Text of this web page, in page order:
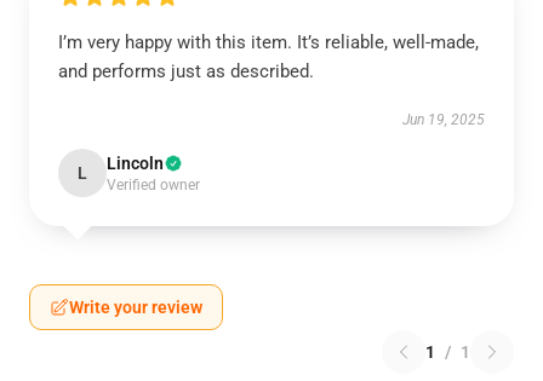
I’m very happy with this item. It’s reliable, well-made,
and performs just as described.
Jun 19, 2025
L Lincoln
Verified owner
Write your review
1 / 1